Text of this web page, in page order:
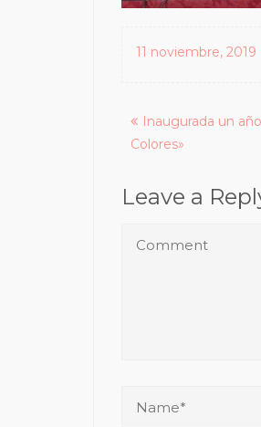
11 noviembre, 2019
Posts
navigation
Inaugurada un
Colores»
Leave a